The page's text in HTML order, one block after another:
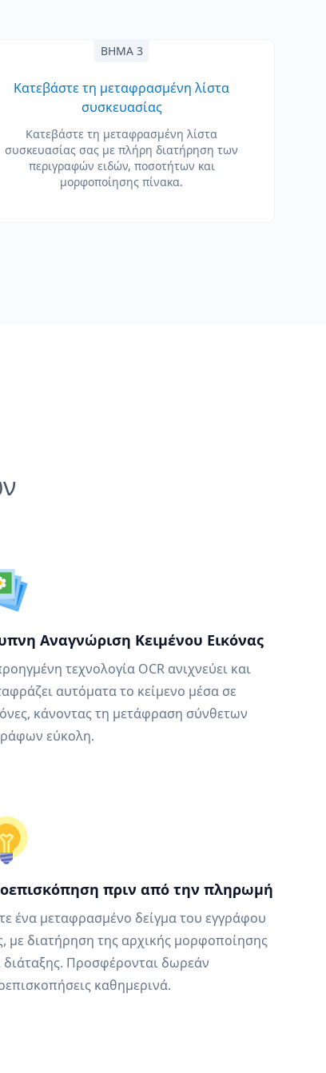
ΒΉΜΑ 3
Κατεβάστε τη μεταφρασμένη λίστα
συσκευασίας
Κατεβάστε τη μεταφρασμένη λίστα
συσκευασίας σας με πλήρη διατήρηση των
περιγραφών ειδών, ποσοτήτων και
μορφοποίησης πίνακα.
Αναγνώριση Κειμένου Εικόνας
τεχνολογία OCR ανιχνεύει και
αυτόματα το κείμενο μέσα σε
κάνοντας τη μετάφραση σύνθετων
εύκολη.
πριν από την πληρωμή
ένα μεταφρασμένο δείγμα του εγγράφου
με διατήρηση της αρχικής μορφοποίησης
διάταξης. Προσφέρονται δωρεάν
καθημερινά.